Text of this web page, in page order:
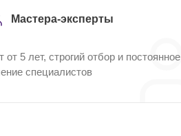
Мастера-эксперты
от 5 лет, строгий отбор и постоянное
специалистов